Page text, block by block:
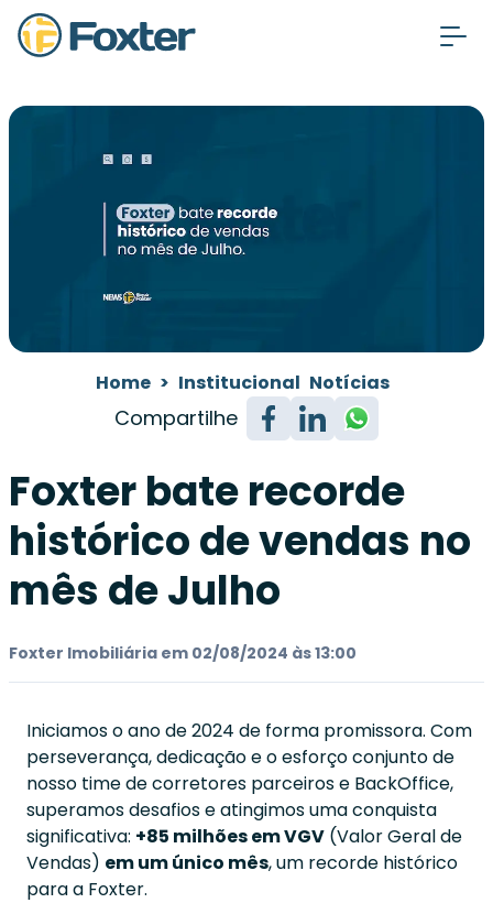
Home > Institucional Notícias
Compartilhe
Foxter bate recorde
histórico de vendas no
mês de Julho
Foxter Imobiliária em 02/08/2024 às 13:00
Iniciamos o ano de 2024 de forma promissora. Com
perseverança, dedicação e o esforço conjunto de
nosso time de corretores parceiros e BackOffice,
superamos desafios e atingimos uma conquista
significativa: +85 milhões em VGV (Valor Geral de
Vendas) em um único mês, um recorde histórico
para a Foxter.